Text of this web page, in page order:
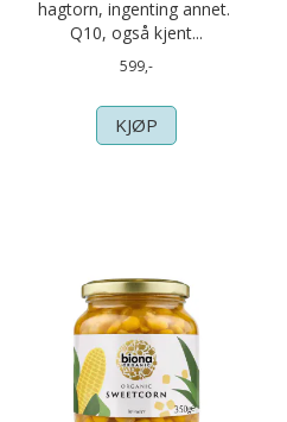
hagtorn, ingenting annet.
Q10, også kjent...
599,-
KJØP